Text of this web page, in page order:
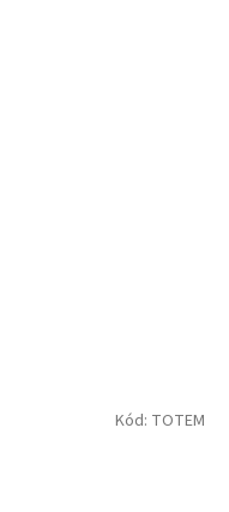
Kód: TOTEM